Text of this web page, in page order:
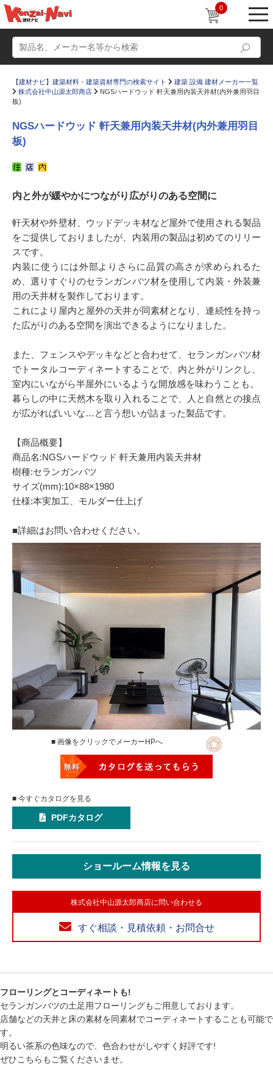
0
すまいリング 設計士インタビュー
Q＆A 販売・施工代理店募集
お気に入り
【建材ナビ】建築材料・建築資材専門の検索サイト
建築 設備 建材メーカー一覧
株式会社中山源太郎商店
NGSハードウッド 軒天兼用内装天井材(内外兼用羽目
板)
NGSハードウッド 軒天兼用内装天井材(内外兼用羽目
板)
内と外が緩やかにつながり広がりのある空間に
軒天材や外壁材、ウッドデッキ材など屋外で使用される製品
をご提供しておりましたが、内装用の製品は初めてのリリー
スです。
内装に使うには外部よりさらに品質の高さが求められるた
め、選りすぐりのセランガンバツ材を使用して内装・外装兼
用の天井材を製作しております。
これにより屋内と屋外の天井が同素材となり、連続性を持っ
た広がりのある空間を演出できるようになりました。
また、フェンスやデッキなどと合わせて、セランガンバツ材
でトータルコーディネートすることで、内と外がリンクし、
室内にいながら半屋外にいるような開放感を味わうことも。
暮らしの中に天然木を取り入れることで、人と自然との接点
が広がればいいな…と言う想いが詰まった製品です。
【商品概要】
商品名:NGSハードウッド 軒天兼用内装天井材
樹種:セランガンバツ
サイズ(mm):10×88×1980
仕様:本実加工、モルダー仕上げ
■詳細はお問い合わせください。
■ 画像をクリックでメーカーHPへ
■ 今すぐカタログを見る
PDFカタログ
ショールーム情報を見る
株式会社中山源太郎商店に問い合わせる
すぐ相談・見積依頼・お問合せ
フローリングとコーディネートも!
セランガンバツの土足用フローリングもご用意しております。
店舗などの天井と床の素材を同素材でコーディネートすることも可能で
す。
明るい茶系の色味なので、色合わせがしやすく好評です!
ぜひこちらもご覧くださいませ。